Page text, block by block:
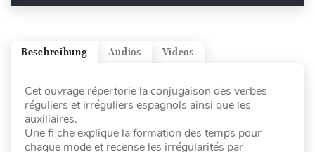
Videos
Audios
Beschreibung
Cet ouvrage répertorie la conjugaison des verbes
réguliers et irréguliers espagnols ainsi que les
auxiliaires.
Une fi che explique la formation des temps pour
chaque mode et recense les irrégularités par